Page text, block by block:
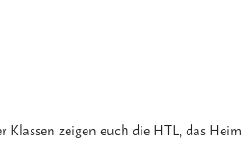
zeigen euch die HTL, das Heim